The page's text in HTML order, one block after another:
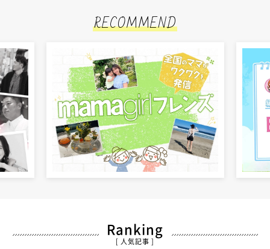
RECOMMEND
Ranking
[ 人気記事 ]